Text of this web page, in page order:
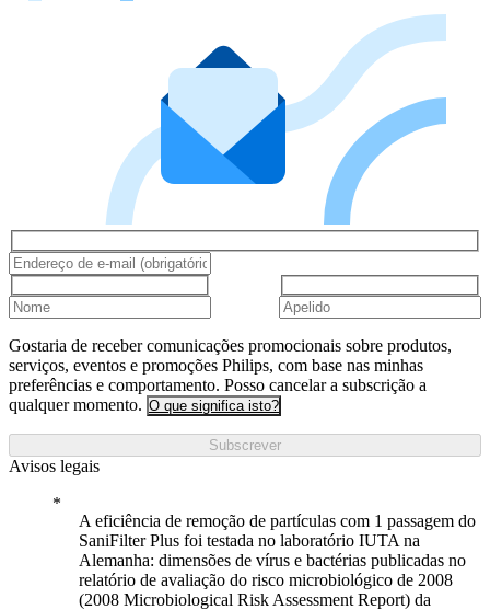
Gostaria de receber comunicações promocionais sobre produtos,
serviços, eventos e promoções Philips, com base nas minhas
preferências e comportamento. Posso cancelar a subscrição a
qualquer momento. O que significa isto?
Subscrever
Avisos legais
A eficiência de remoção de partículas com 1 passagem do
SaniFilter Plus foi testada no laboratório IUTA na
Alemanha: dimensões de vírus e bactérias publicadas no
relatório de avaliação do risco microbiológico de 2008
(2008 Microbiological Risk Assessment Report) da